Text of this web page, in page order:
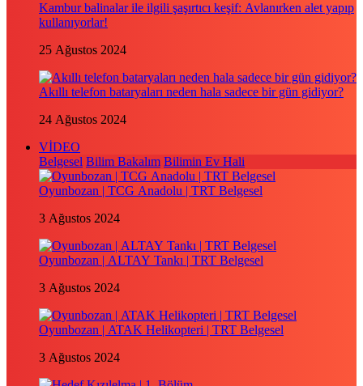
Kambur balinalar ile ilgili şaşırtıcı keşif: Avlanırken alet yapıp
kullanıyorlar!
25 Ağustos 2024
Akıllı telefon bataryaları neden hala sadece bir gün gidiyor?
24 Ağustos 2024
VİDEO
Belgesel Bilim Bakalım Bilimin Ev Hali
Oyunbozan | TCG Anadolu | TRT Belgesel
3 Ağustos 2024
Oyunbozan | ALTAY Tankı | TRT Belgesel
3 Ağustos 2024
Oyunbozan | ATAK Helikopteri | TRT Belgesel
3 Ağustos 2024